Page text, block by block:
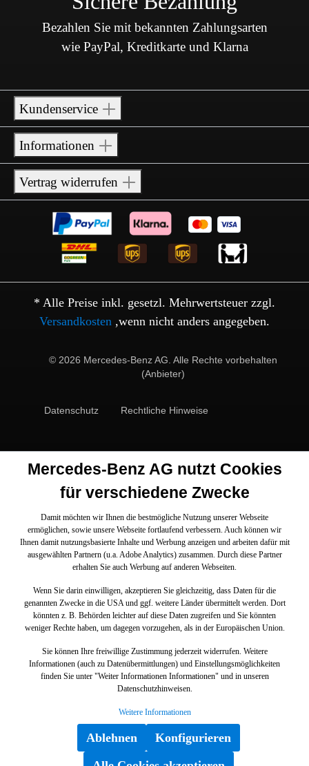
Bezahlen Sie mit bekannten Zahlungsarten
wie PayPal, Kreditkarte und Klarna
Kundenservice
Informationen
Vertrag widerrufen
* Alle Preise inkl. gesetzl. Mehrwertsteuer zzgl.
Versandkosten ,wenn nicht anders angegeben.
© 2026 Mercedes-Benz AG. Alle Rechte vorbehalten
(Anbieter)
Datenschutz Rechtliche Hinweise
Mercedes-Benz AG nutzt Cookies
für verschiedene Zwecke
Damit möchten wir Ihnen die bestmögliche Nutzung unserer Webseite
ermöglichen, sowie unsere Webseite fortlaufend verbessern. Auch können wir
Ihnen damit nutzungsbasierte Inhalte und Werbung anzeigen und arbeiten dafür mit
ausgewählten Partnern (u.a. Adobe Analytics) zusammen. Durch diese Partner
erhalten Sie auch Werbung auf anderen Webseiten.
Wenn Sie darin einwilligen, akzeptieren Sie gleichzeitig, dass Daten für die
genannten Zwecke in die USA und ggf. weitere Länder übermittelt werden. Dort
könnten z. B. Behörden leichter auf diese Daten zugreifen und Sie könnten
weniger Rechte haben, um dagegen vorzugehen, als in der Europäischen Union.
Sie können Ihre freiwillige Zustimmung jederzeit widerrufen. Weitere
Informationen (auch zu Datenübermittlungen) und Einstellungsmöglichkeiten
finden Sie unter "Weiter Informationen Informationen" und in unseren
Datenschutzhinweisen.
Weitere Informationen
Ablehnen
Konfigurieren